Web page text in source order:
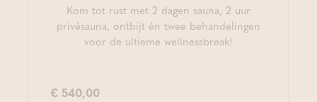
Kom tot rust met 2 dagen sauna, 2 uur
privésauna, ontbijt én twee behandelingen
voor de ultieme wellnessbreak!
€ 540,00